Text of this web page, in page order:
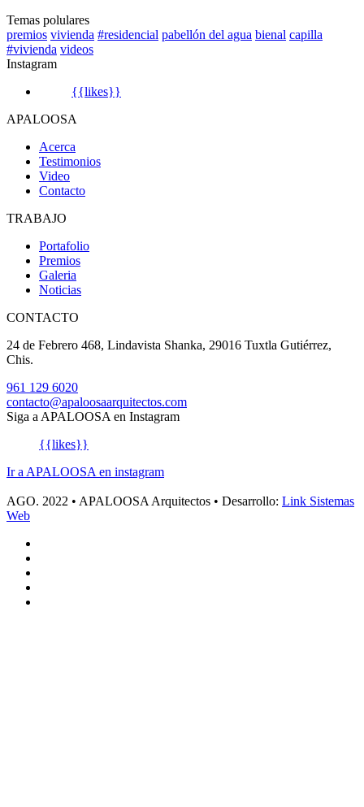
Temas polulares
premios vivienda #residencial pabellón del agua bienal capilla
#vivienda videos
Instagram
{{likes}}
APALOOSA
Acerca
Testimonios
Video
Contacto
TRABAJO
Portafolio
Premios
Galeria
Noticias
CONTACTO
24 de Febrero 468, Lindavista Shanka, 29016 Tuxtla Gutiérrez,
Chis.
961 129 6020
contacto@apaloosaarquitectos.com
Siga a APALOOSA en Instagram
{{likes}}
Ir a APALOOSA en instagram
AGO. 2022 • APALOOSA Arquitectos • Desarrollo: Link Sistemas
Web